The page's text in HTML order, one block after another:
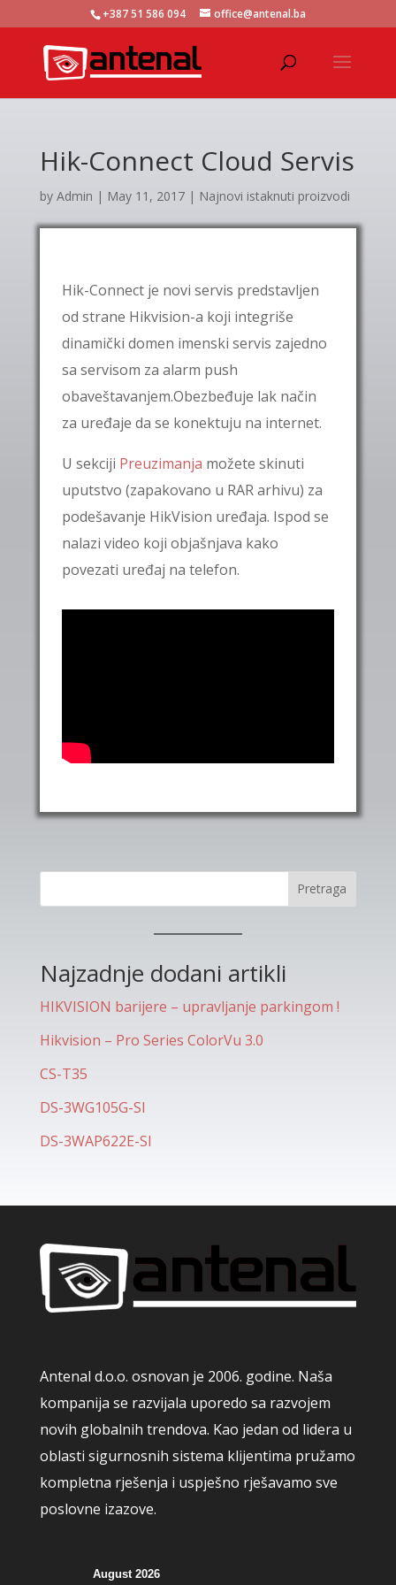
+387 51 586 094 office@antenal.ba
Hik-Connect Cloud Servis
by Admin | May 11, 2017| Najnovi istaknuti proizvodi
Hik-Connect je novi servis predstavljen
od strane Hikvision-a koji integriše
dinamički domen imenski servis zajedno
sa servisom za alarm push
obaveštavanjem.Obezbeđuje lak način
za uređaje da se konektuju na internet.
U sekciji Preuzimanja možete skinuti
uputstvo (zapakovano u RAR arhivu) za
podešavanje HikVision uređaja. Ispod se
nalazi video koji objašnjava kako
povezati uređaj na telefon.
Pretraga
Najzadnje dodani artikli
HIKVISION barijere – upravljanje parkingom !
Hikvision – Pro Series ColorVu 3.0
CS-T35
DS-3WG105G-SI
DS-3WAP622E-SI
Antenal d.o.o. osnovan je 2006. godine. Naša
kompanija se razvijala uporedo sa razvojem
novih globalnih trendova. Kao jedan od lidera u
oblasti sigurnosnih sistema klijentima pružamo
kompletna rješenja i uspješno rješavamo sve
poslovne izazove.
August 2026